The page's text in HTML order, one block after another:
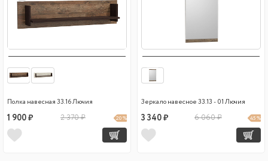
Полка навесная 33.16 Лючия
1 900 ₽ 2 370 ₽ 20 %
Зеркало навесное 33.13 - 01 Лючия
3 340 ₽ 6 060 ₽ 45 %